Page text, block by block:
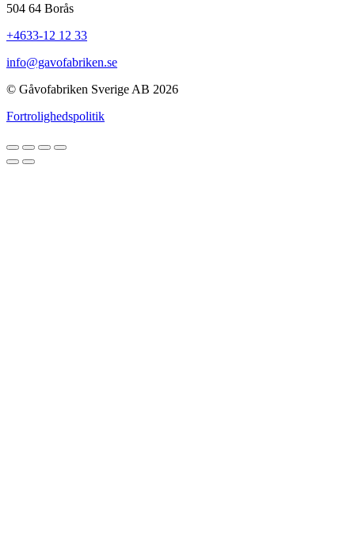
504 64 Borås
+4633-12 12 33
info@gavofabriken.se
© Gåvofabriken Sverige AB 2026
Fortrolighedspolitik